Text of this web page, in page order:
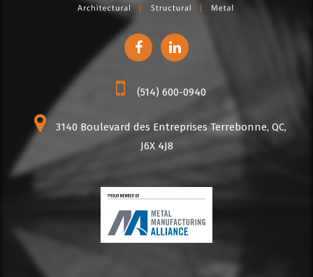
(514) 600-0940
3140 Boulevard des Entreprises Terrebonne, QC,
J6X 4J8